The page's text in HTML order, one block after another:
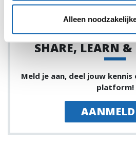
Alleen
SHARE, LEARN &
Meld je aan, deel jouw
platform!